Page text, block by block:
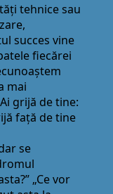
tehnice sau
succes vine
fiecărei
mai
grijă de tine:
faţă de tine
se
„Ce vor